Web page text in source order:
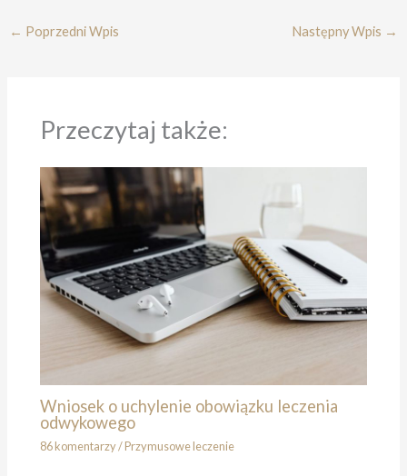
← Poprzedni Wpis Następny Wpis →
Przeczytaj także:
Wniosek o uchylenie obowiązku leczenia
odwykowego
86 komentarzy/Przymusowe leczenie